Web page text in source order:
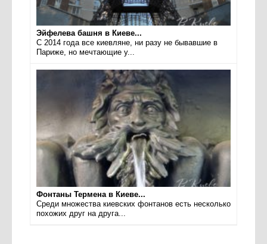
Эйфелева башня в Киеве...
С 2014 года все киевляне, ни разу не бывавшие в
Париже, но мечтающие у...
Фонтаны Термена в Киеве...
Среди множества киевских фонтанов есть несколько
похожих друг на друга...